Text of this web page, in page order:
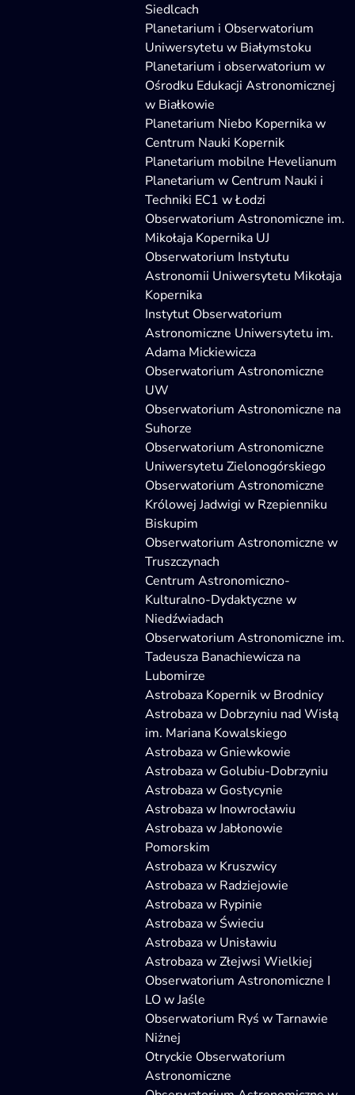
Siedlcach
Planetarium i Obserwatorium
Uniwersytetu w Białymstoku
Planetarium i obserwatorium w
Ośrodku Edukacji Astronomicznej
w Białkowie
Planetarium Niebo Kopernika w
Centrum Nauki Kopernik
Planetarium mobilne Hevelianum
Planetarium w Centrum Nauki i
Techniki EC1 w Łodzi
Obserwatorium Astronomiczne im.
Mikołaja Kopernika UJ
Obserwatorium Instytutu
Astronomii Uniwersytetu Mikołaja
Kopernika
Instytut Obserwatorium
Astronomiczne Uniwersytetu im.
Adama Mickiewicza
Obserwatorium Astronomiczne
UW
Obserwatorium Astronomiczne na
Suhorze
Obserwatorium Astronomiczne
Uniwersytetu Zielonogórskiego
Obserwatorium Astronomiczne
Królowej Jadwigi w Rzepienniku
Biskupim
Obserwatorium Astronomiczne w
Truszczynach
Centrum Astronomiczno-
Kulturalno-Dydaktyczne w
Niedźwiadach
Obserwatorium Astronomiczne im.
Tadeusza Banachiewicza na
Lubomirze
Astrobaza Kopernik w Brodnicy
Astrobaza w Dobrzyniu nad Wisłą
im. Mariana Kowalskiego
Astrobaza w Gniewkowie
Astrobaza w Golubiu-Dobrzyniu
Astrobaza w Gostycynie
Astrobaza w Inowrocławiu
Astrobaza w Jabłonowie
Pomorskim
Astrobaza w Kruszwicy
Astrobaza w Radziejowie
Astrobaza w Rypinie
Astrobaza w Świeciu
Astrobaza w Unisławiu
Astrobaza w Złejwsi Wielkiej
Obserwatorium Astronomiczne I
LO w Jaśle
Obserwatorium Ryś w Tarnawie
Niżnej
Otryckie Obserwatorium
Astronomiczne